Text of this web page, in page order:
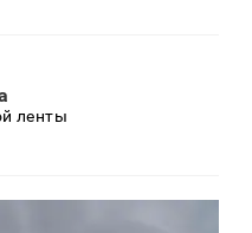
ленты